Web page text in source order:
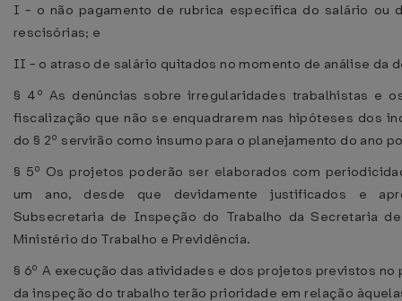
I - o não pagamento de rubrica específica do salário ou
rescisórias; e
II - o atraso de salário quitados no momento de análise da
§ 4º As denúncias sobre irregularidades trabalhistas e
fiscalização que não se enquadrarem nas hipóteses dos
do § 2º servirão como insumo para o planejamento do ano
§ 5º Os projetos poderão ser elaborados com
um ano, desde que devidamente justificados e
Subsecretaria de Inspeção do Trabalho da Secretaria
Ministério do Trabalho e Previdência.
§ 6º A execução das atividades e dos projetos previstos no
da inspeção do trabalho terão prioridade em relação